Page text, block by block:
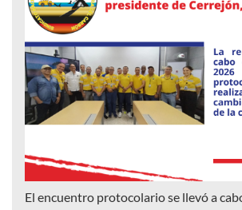
El encuentro protocolario se llevó a